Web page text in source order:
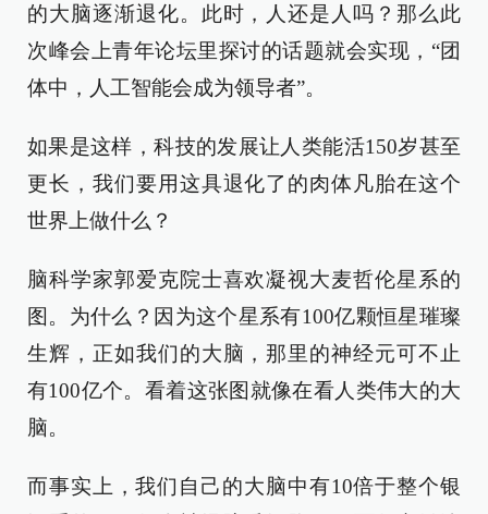
的大脑逐渐退化。此时，人还是人吗？那么此
次峰会上青年论坛里探讨的话题就会实现，“团
体中，人工智能会成为领导者”。
如果是这样，科技的发展让人类能活150岁甚至
更长，我们要用这具退化了的肉体凡胎在这个
世界上做什么？
脑科学家郭爱克院士喜欢凝视大麦哲伦星系的
图。为什么？因为这个星系有100亿颗恒星璀璨
生辉，正如我们的大脑，那里的神经元可不止
有100亿个。看着这张图就像在看人类伟大的大
脑。
而事实上，我们自己的大脑中有10倍于整个银